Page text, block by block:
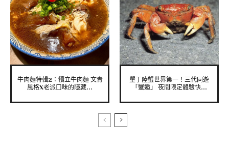
牛肉麵特輯2：犢立牛肉麵 文青
風格X老派口味的隱藏...
墾丁陸蟹世界第一！三代同遊
「蟹逅」 夜間限定體驗快...